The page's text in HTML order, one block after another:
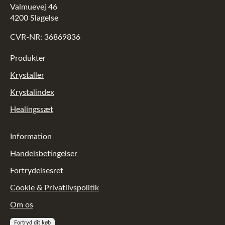
Valmuevej 46
4200 Slagelse
CVR-NR: 36869836
Produkter
Krystaller
Krystalindex
Healingssæt
Information
Handelsbetingelser
Fortrydelsesret
Cookie & Privatlivspolitik
Om os
Fortryd dit køb